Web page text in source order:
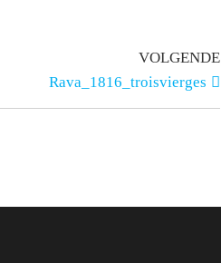
VOLGENDE
Rava_1816_troisvierges